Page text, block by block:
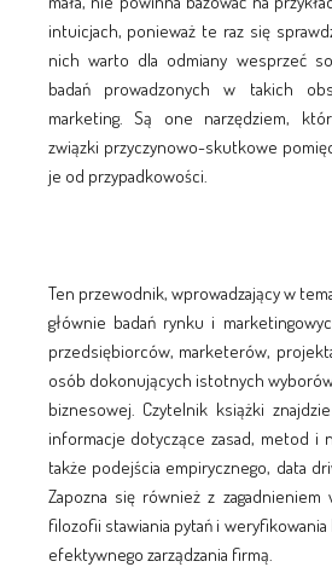
intuicjach, ponieważ te raz się
nich warto dla odmiany wesprzeć
badań prowadzonych w takich
marketing. Są one narzędziem,
związki przyczynowo-skutkowe
je od przypadkowości.
Ten przewodnik, wprowadzający w
głównie badań rynku i
przedsiębiorców, marketerów,
osób dokonujących istotnych wyborów
biznesowej. Czytelnik książki
informacje dotyczące zasad, metod i
także podejścia empirycznego, data
Zapozna się również z zagadnieniem
filozofii stawiania pytań i
efektywnego zarządzania firmą.